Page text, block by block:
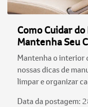
Como Cuidar
Mantenha Seu
Mantenha o interior
nossas dicas de
limpar e organizar
Data da